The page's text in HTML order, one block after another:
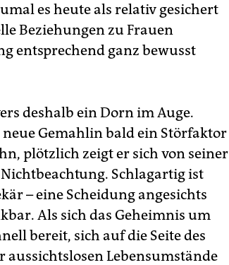
es heute als relativ gesichert
Beziehungen zu Frauen
entsprechend ganz bewusst
deshalb ein Dorn im Auge.
Gemahlin bald ein Störfaktor
plötzlich zeigt er sich von seiner
Schlagartig ist
– eine Scheidung angesichts
Als sich das Geheimnis um
bereit, sich auf die Seite des
aussichtslosen Lebensumstände